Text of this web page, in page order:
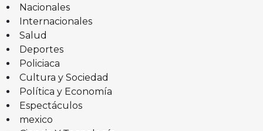
Nacionales
Internacionales
Salud
Deportes
Policiaca
Cultura y Sociedad
Política y Economía
Espectáculos
mexico